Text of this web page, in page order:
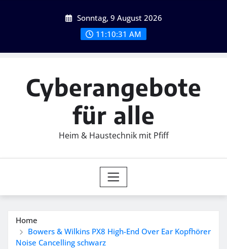
Sonntag, 9 August 2026
11:10:33 AM
Cyberangebote
für alle
Heim & Haustechnik mit Pfiff
Home
Bowers & Wilkins PX8 High-End Over Ear Kopfhörer
Noise Cancelling schwarz